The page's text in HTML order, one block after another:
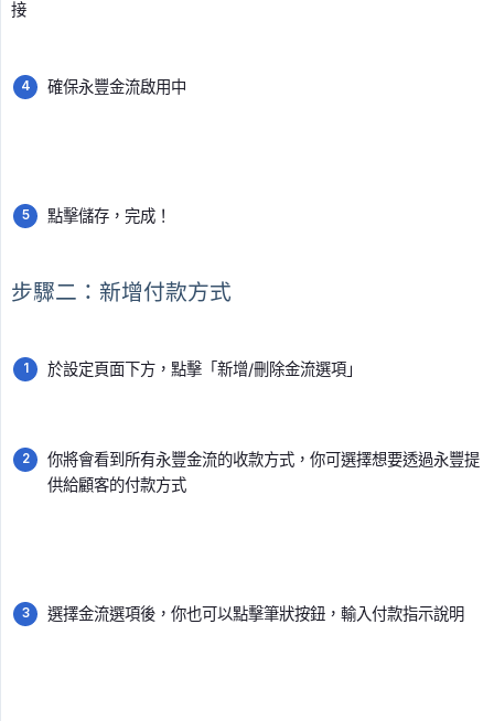
接
確保永豐金流啟用中
點擊儲存，完成！
步驟二：新增付款方式
於設定頁面下方，點擊「新增/刪除金流選項」
你將會看到所有永豐金流的收款方式，你可選擇想要透過永豐提
供給顧客的付款方式
選擇金流選項後，你也可以點擊筆狀按鈕，輸入付款指示說明